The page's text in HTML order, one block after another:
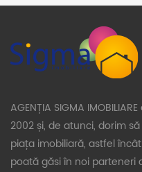
AGENȚIA SIGMA
2002 și, de atunci, dorim
piața imobiliară, astfel
poată găsi în noi parteneri